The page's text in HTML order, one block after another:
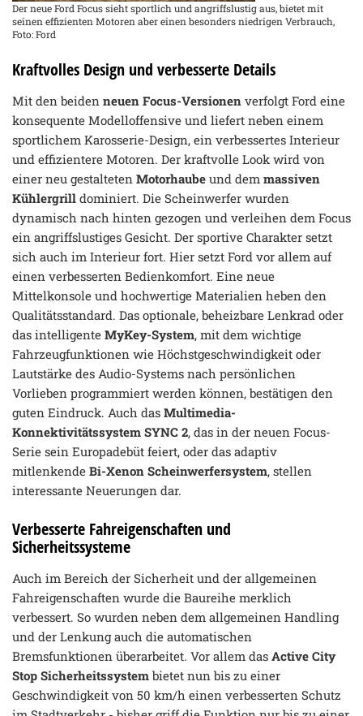
Der neue Ford Focus sieht sportlich und angriffslustig aus, bietet mit
seinen effizienten Motoren aber einen besonders niedrigen Verbrauch,
Foto: Ford
Kraftvolles Design und verbesserte Details
Mit den beiden neuen Focus-Versionen verfolgt Ford eine
konsequente Modelloffensive und liefert neben einem
sportlichem Karosserie-Design, ein verbessertes Interieur
und effizientere Motoren. Der kraftvolle Look wird von
einer neu gestalteten Motorhaube und dem massiven
Kühlergrill dominiert. Die Scheinwerfer wurden
dynamisch nach hinten gezogen und verleihen dem Focus
ein angriffslustiges Gesicht. Der sportive Charakter setzt
sich auch im Interieur fort. Hier setzt Ford vor allem auf
einen verbesserten Bedienkomfort. Eine neue
Mittelkonsole und hochwertige Materialien heben den
Qualitätsstandard. Das optionale, beheizbare Lenkrad oder
das intelligente MyKey-System, mit dem wichtige
Fahrzeugfunktionen wie Höchstgeschwindigkeit oder
Lautstärke des Audio-Systems nach persönlichen
Vorlieben programmiert werden können, bestätigen den
guten Eindruck. Auch das Multimedia-
Konnektivitätssystem SYNC 2, das in der neuen Focus-
Serie sein Europadebüt feiert, oder das adaptiv
mitlenkende Bi-Xenon Scheinwerfersystem, stellen
interessante Neuerungen dar.
Verbesserte Fahreigenschaften und
Sicherheitssysteme
Auch im Bereich der Sicherheit und der allgemeinen
Fahreigenschaften wurde die Baureihe merklich
verbessert. So wurden neben dem allgemeinen Handling
und der Lenkung auch die automatischen
Bremsfunktionen überarbeitet. Vor allem das Active City
Stop Sicherheitssystem bietet nun bis zu einer
Geschwindigkeit von 50 km/h einen verbesserten Schutz